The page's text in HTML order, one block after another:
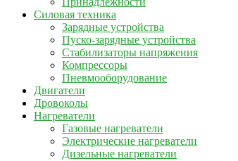
Силовая техника
Зарядные устройства
Пуско-зарядные устройства
Стабилизаторы напряжения
Компрессоры
Пневмооборудование
Двигатели
Дровоколы
Нагреватели
Газовые нагреватели
Электрические нагреватели
Дизельные нагреватели